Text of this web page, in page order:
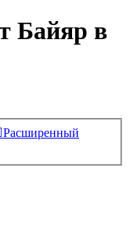
Байяр в
Расширенный